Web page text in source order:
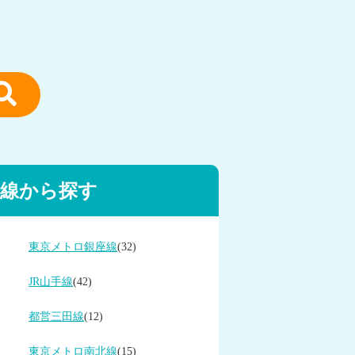
から探す
東京メトロ銀座線(32)
JR山手線(42)
都営三田線(12)
東京メトロ南北線(15)